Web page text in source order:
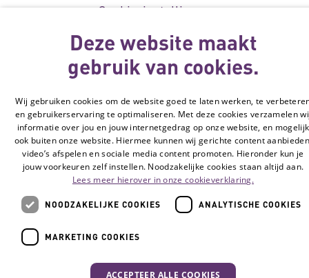
Cookie-instellingen
© Vilans, 2026
Deze website maakt
gebruik van cookies.
Wij gebruiken cookies om de website goed te laten werken, te
en gebruikerservaring te optimaliseren. Met deze cookies verzamelen
informatie over jou en jouw internetgedrag op onze website, en mogelijk
ook buiten onze website. Hiermee kunnen wij gerichte content
video’s afspelen en sociale media content promoten. Hieronder kun je
jouw voorkeuren zelf instellen. Noodzakelijke cookies staan altijd aan.
Lees meer hierover in onze cookieverklaring.
NOODZAKELIJKE COOKIES ANALYTISCHE COOKIES
MARKETING COOKIES
ACCEPTEER ALLE COOKIES